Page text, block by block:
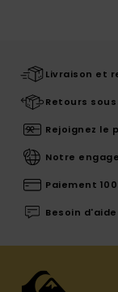
Livraison et
Retours
Rejoignez le
Notre
Paiement
Besoin d'aide